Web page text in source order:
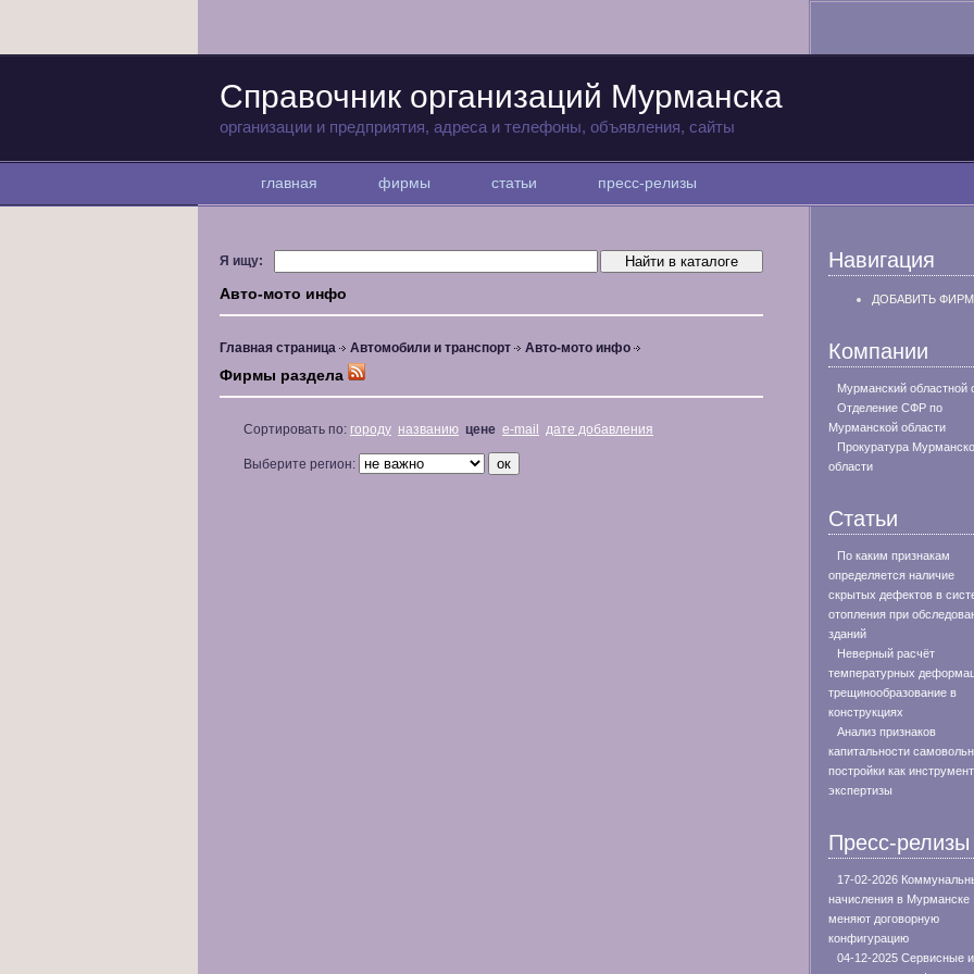
Справочник организаций Мурманска
организации и предприятия, адреса и телефоны, объявления, сайты
главная фирмы статьи пресс-релизы
Я ищу:
Авто-мото инфо
Главная страница Автомобили и транспорт Авто-мото инфо
Фирмы раздела
Сортировать по: городу названию цене e-mail дате добавления
Выберите регион:
Навигация
ДОБАВИТЬ
Компании
Мурманский областной
Отделение СФР по
Мурманской области
Прокуратура
области
Статьи
По каким признакам
определяется наличие
скрытых дефектов в
отопления при
зданий
Неверный расчёт
температурных
трещинообразование в
конструкциях
Анализ признаков
капитальности
постройки как инструмент
экспертизы
Пресс-релизы
17-02-2026
начисления в Мурманске
меняют договорную
конфигурацию
04-12-2025 Сервисные и